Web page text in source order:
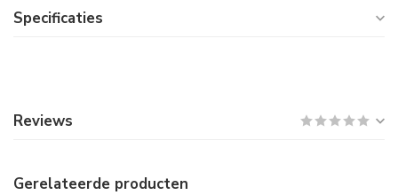
Specificaties
Reviews
Gerelateerde producten